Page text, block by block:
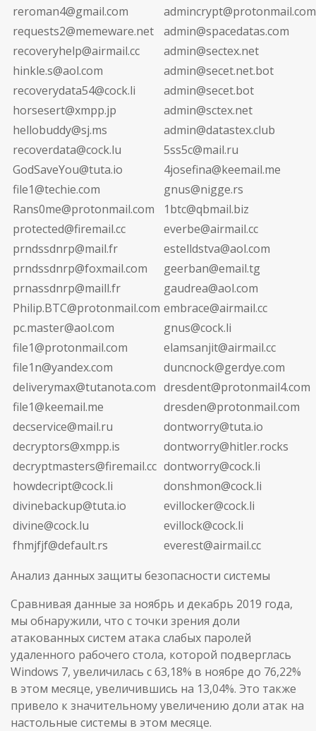
reroman4@gmail.com
admincrypt@protonmail.com
requests2@memeware.net
admin@spacedatas.com
recoveryhelp@airmail.cc
admin@sectex.net
hinkle.s@aol.com
admin@secet.net.bot
recoverydata54@cock.li
admin@secet.bot
horsesert@xmpp.jp
admin@sctex.net
hellobuddy@sj.ms
admin@datastex.club
recoverdata@cock.lu
5ss5c@mail.ru
GodSaveYou@tuta.io
4josefina@keemail.me
file1@techie.com
gnus@nigge.rs
Rans0me@protonmail.com
1btc@qbmail.biz
protected@firemail.cc
everbe@airmail.cc
prndssdnrp@mail.fr
estelldstva@aol.com
prndssdnrp@foxmail.com
geerban@email.tg
prnassdnrp@maill.fr
gaudrea@aol.com
Philip.BTC@protonmail.com embrace@airmail.cc
pc.master@aol.com
gnus@cock.li
file1@protonmail.com
elamsanjit@airmail.cc
file1n@yandex.com
duncnock@gerdye.com
deliverymax@tutanota.com dresdent@protonmail4.com
file1@keemail.me
dresden@protonmail.com
decservice@mail.ru
dontworry@tuta.io
decryptors@xmpp.is
dontworry@hitler.rocks
decryptmasters@firemail.cc dontworry@cock.li
howdecript@cock.li
donshmon@cock.li
divinebackup@tuta.io
evillocker@cock.li
divine@cock.lu
evillock@cock.li
fhmjfjf@default.rs
everest@airmail.cc
Анализ данных защиты безопасности системы
Сравнивая данные за ноябрь и декабрь 2019 года,
мы обнаружили, что с точки зрения доли
атакованных систем атака слабых паролей
удаленного рабочего стола, которой подверглась
Windows 7, увеличилась с 63,18% в ноябре до 76,22%
в этом месяце, увеличившись на 13,04%. Это также
привело к значительному увеличению доли атак на
настольные системы в этом месяце.